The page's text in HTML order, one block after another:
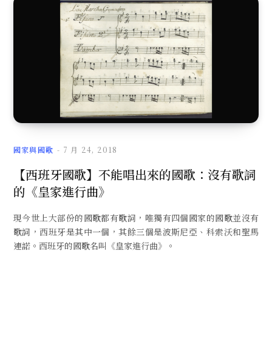
覽
文
章
國家與國歌 7 月 24, 2018
【西班牙國歌】不能唱出來的國歌：沒有歌詞
的《皇家進行曲》
現今世上大部份的國歌都有歌詞，唯獨有四個國家的國歌並沒有
歌詞，西班牙是其中一個，其餘三個是波斯尼亞、科索沃和聖馬
連諾。西班牙的國歌名叫《皇家進行曲》。